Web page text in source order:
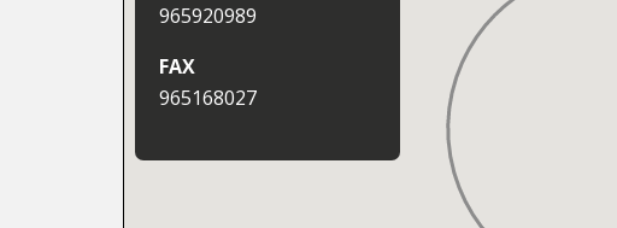
965920989
FAX
965168027